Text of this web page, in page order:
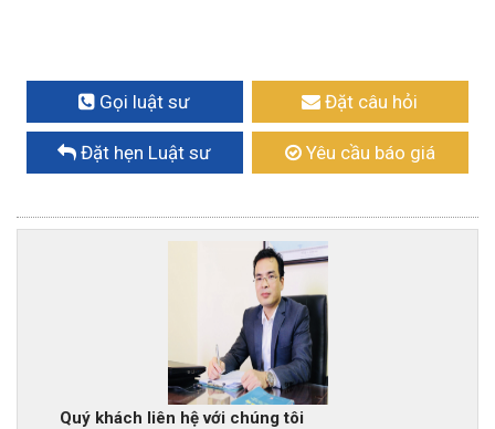
Gọi luật sư Đặt câu hỏi
Đặt hẹn Luật sư Yêu cầu báo giá
Quý khách liên hệ với chúng tôi